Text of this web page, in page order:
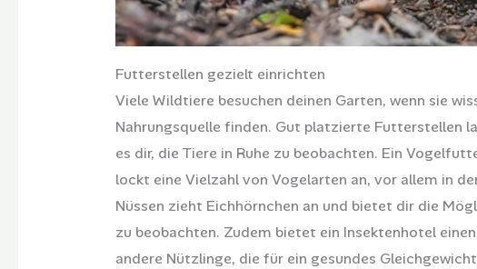
Futterstellen gezielt einrichten
Viele Wildtiere besuchen deinen Garten, wenn sie
Nahrungsquelle finden. Gut platzierte Futterstellen
es dir, die Tiere in Ruhe zu beobachten. Ein
lockt eine Vielzahl von Vogelarten an, vor allem in
Nüssen zieht Eichhörnchen an und bietet dir die
zu beobachten. Zudem bietet ein Insektenhotel
andere Nützlinge, die für ein gesundes